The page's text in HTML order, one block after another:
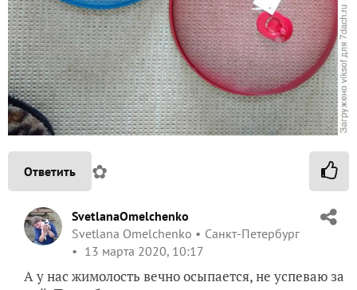
Ответить ✿
SvetlanaOmelchenko
Svetlana Omelchenko
Санкт-Петербург
13 марта 2020, 10:17
А у нас жимолость вечно осыпается, не успеваю за